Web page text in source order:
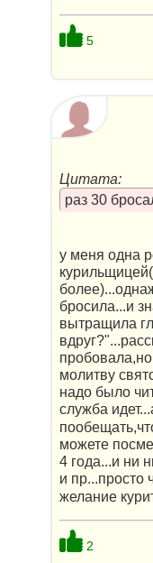
5
Цитата:
раз 30
у меня одна
бросила...и
вытращила
пробовала,но
молитву
надо было
служба
можете
4 года...и ни
и пр...просто
желание
2